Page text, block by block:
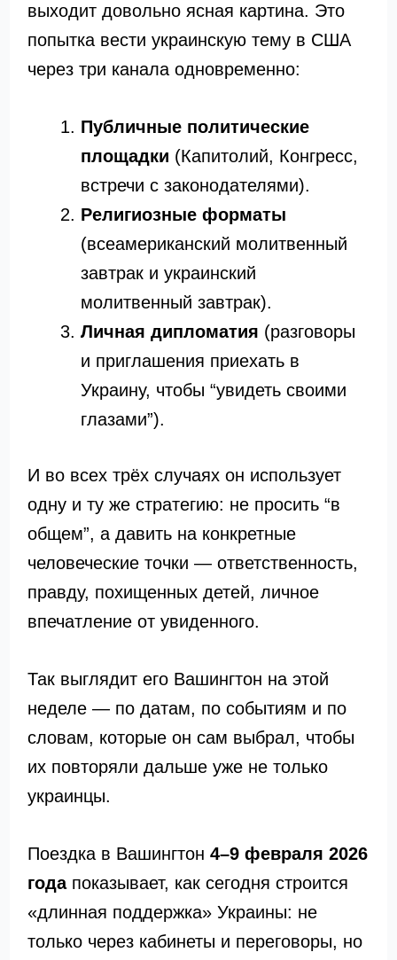
выходит довольно ясная картина. Это
попытка вести украинскую тему в США
через три канала одновременно:
Публичные политические
площадки (Капитолий, Конгресс,
встречи с законодателями).
Религиозные форматы
(всеамериканский молитвенный
завтрак и украинский
молитвенный завтрак).
Личная дипломатия (разговоры
и приглашения приехать в
Украину, чтобы “увидеть своими
глазами”).
И во всех трёх случаях он использует
одну и ту же стратегию: не просить “в
общем”, а давить на конкретные
человеческие точки — ответственность,
правду, похищенных детей, личное
впечатление от увиденного.
Так выглядит его Вашингтон на этой
неделе — по датам, по событиям и по
словам, которые он сам выбрал, чтобы
их повторяли дальше уже не только
украинцы.
Поездка в Вашингтон 4–9 февраля 2026
годапоказывает, как сегодня строится
«длинная поддержка» Украины: не
только через кабинеты и переговоры, но